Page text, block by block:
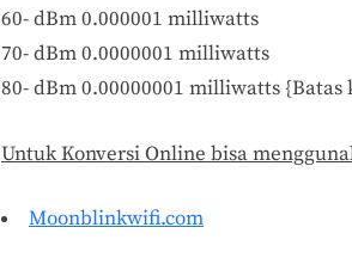
60- dBm 0.000001 milliwatts
70- dBm 0.0000001 milliwatts
80- dBm 0.00000001 milliwatts
Untuk Konversi Online bisa
Moonblinkwifi.com